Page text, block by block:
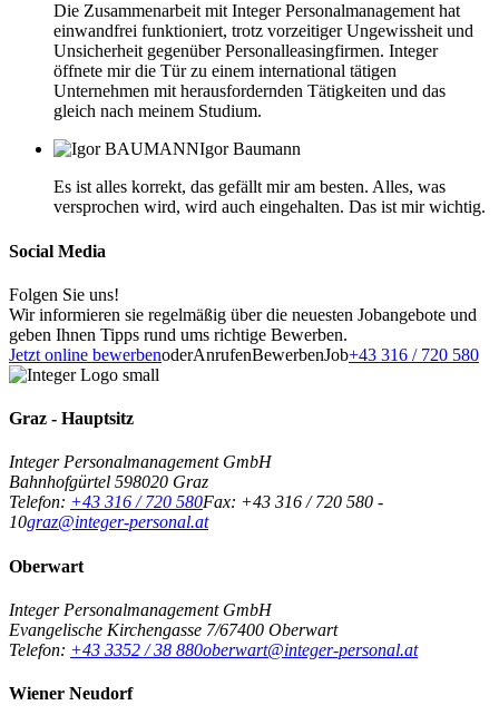
Die Zusammenarbeit mit Integer Personalmanagement hat
einwandfrei funktioniert, trotz vorzeitiger Ungewissheit und
Unsicherheit gegenüber Personalleasingfirmen. Integer
öffnete mir die Tür zu einem international tätigen
Unternehmen mit herausfordernden Tätigkeiten und das
gleich nach meinem Studium.
Igor Baumann
Es ist alles korrekt, das gefällt mir am besten. Alles, was
versprochen wird, wird auch eingehalten. Das ist mir wichtig.
Social Media
Folgen Sie uns!
Wir informieren sie regelmäßig über die neuesten Jobangebote und
geben Ihnen Tipps rund ums richtige Bewerben.
Jetzt online bewerbenoderAnrufenBewerbenJob+43 316 / 720 580
Graz - Hauptsitz
Integer Personalmanagement GmbH
Bahnhofgürtel 598020 Graz
Telefon: +43 316 / 720 580Fax: +43 316 / 720 580 -
10graz@integer-personal.at
Oberwart
Integer Personalmanagement GmbH
Evangelische Kirchengasse 7/67400 Oberwart
Telefon: +43 3352 / 38 880oberwart@integer-personal.at
Wiener Neudorf